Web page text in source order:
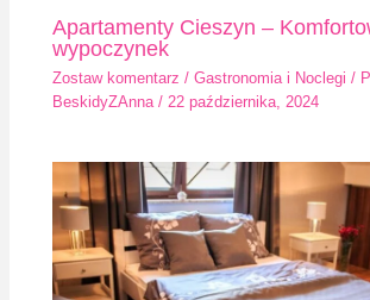
Apartamenty Cieszyn –
wypoczynek
Zostaw komentarz /Gastronomia i Noclegi /
BeskidyZAnna/22 października, 2024